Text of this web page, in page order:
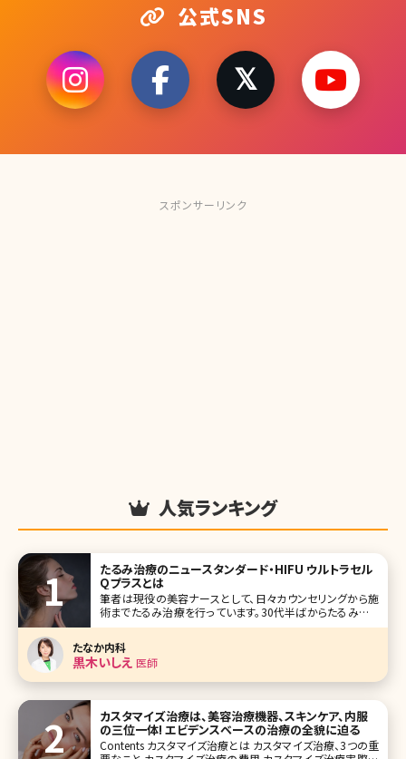
公式SNS
スポンサーリンク
人気ランキング
たるみ治療のニュースタンダード・HIFU ウルトラセル
Qプラスとは
筆者は現役の美容ナースとして、日々カウンセリングから施
術までたるみ治療を行っています。30代半ばからたるみやた
るみによるシワはご自身でも気になりだす方が多く、一度の
施術では終わらず納得できるまで長期間かかる根気のいる
治療と言えるでしょう。 また、他人から見た時にはシミよりシ
ワやたるみの方が年齢
たなか内科
黒木いしえ 医師
カスタマイズ治療は、美容治療機器、スキンケア、内服
の三位一体! エビデンスベースの治療の全貌に迫る
Contents カスタマイズ治療とは カスタマイズ治療、3つの重